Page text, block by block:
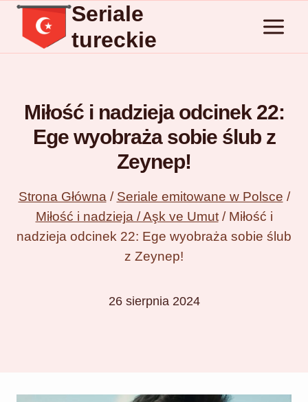
Przejdź
treści
Seriale
tureckie
Miłość i nadzieja odcinek 22:
Ege wyobraża sobie ślub z
Zeynep!
Strona Główna / Seriale emitowane w Polsce /
Miłość i nadzieja / Aşk ve Umut / Miłość i
nadzieja odcinek 22: Ege wyobraża sobie ślub
z Zeynep!
26 sierpnia 2024